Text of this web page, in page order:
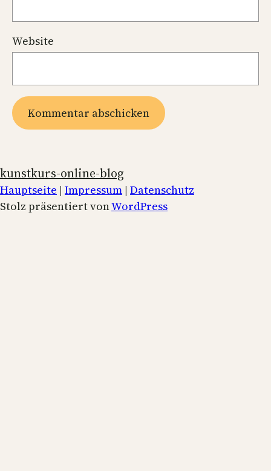
Website
kunstkurs-online-blog
Hauptseite | Impressum | Datenschutz
Stolz präsentiert vonWordPress